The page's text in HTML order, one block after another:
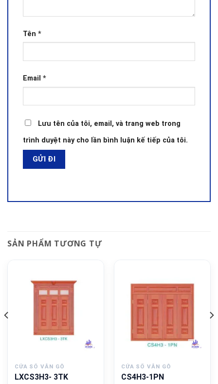
Tên *
Email *
Lưu tên của tôi, email, và trang web trong
trình duyệt này cho lần bình luận kế tiếp của tôi.
SẢN PHẨM TƯƠNG TỰ
CỬA SỔ VÂN GỖ
LXCS3H3- 3TK
CỬA SỔ VÂN GỖ
CS4H3-1PN